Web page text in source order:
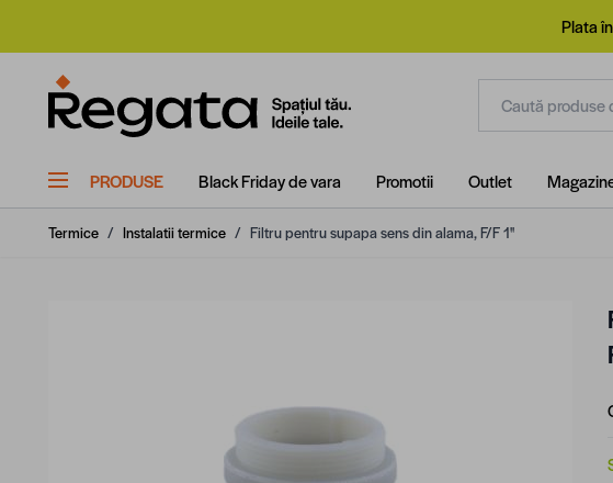
Plata
PRODUSE Black Friday de vara Promotii Outlet
Termice / Instalatii termice / Filtru pentru supapa sens din alama, F/F 1''